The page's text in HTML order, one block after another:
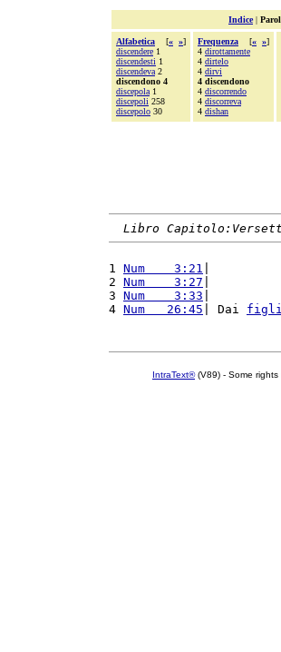
Indice|
Alfabetica [« »]
discendere 1
discendesti 1
discendeva 2
discendono 4
discepola 1
discepoli 258
discepolo 30
Frequenza [« »]
4 dirottamente
4 dirtelo
4 dirvi
4 discendono
4 discorrendo
4 discorreva
4 dishan
Libro
1 Num    3:21 |
2 Num    3:27 |
3 Num    3:33 |
4 Num   26:45 | Dai
IntraText®(V89) - Some rights